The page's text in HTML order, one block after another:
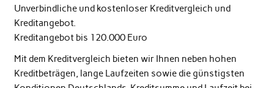
Unverbindliche und kostenloser Kreditvergleich und
Kreditangebot.
Kreditangebot bis 120.000 Euro
Mit dem Kreditvergleich bieten wir Ihnen neben hohen
Kreditbeträgen, lange Laufzeiten sowie die günstigsten